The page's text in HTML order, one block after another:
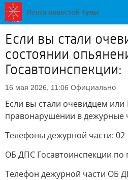
Если вы стали
состоянии
Госавтоинспекции:
16 мая 2026, 11:06 Официально
Если вы стали очевидцем
правонарушении в дежурные
Телефоны дежурной части: 02
ОБ ДПС Госавтоинспекции по
Телефон дежурной части ОБ